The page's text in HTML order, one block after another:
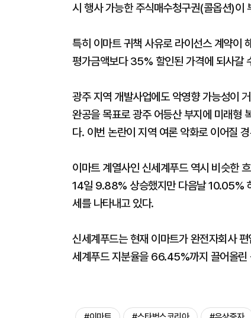
시 행사 가능한 주식매수청구권(콜옵션)이
특히 이마트 귀책 사유로 라이선스 계약이
평가금액보다 35% 할인된 가격에 되사갈
광주 지역 개발사업에도 악영향 가능성이
완공을 목표로 광주 어등산 부지에 미래형
다. 이번 논란이 지역 여론 악화로 이어질
이마트 계열사인 신세계푸드 역시 비슷한
14일 9.88% 상승했지만 다음날 10.05%
세를 나타내고 있다.
신세계푸드는 현재 이마트가 완전자회사
세계푸드 지분율을 66.45%까지 끌어올린